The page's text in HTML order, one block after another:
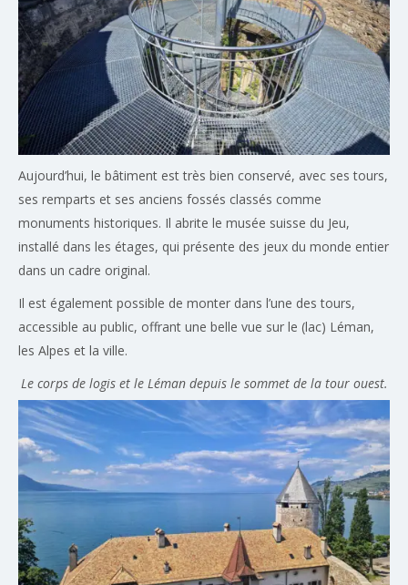
Aujourd’hui, le bâtiment est très bien conservé, avec ses tours,
ses remparts et ses anciens fossés classés comme
monuments historiques. Il abrite le musée suisse du Jeu,
installé dans les étages, qui présente des jeux du monde entier
dans un cadre original.
Il est également possible de monter dans l’une des tours,
accessible au public, offrant une belle vue sur le (lac) Léman,
les Alpes et la ville.
Le corps de logis et le Léman depuis le sommet de la tour ouest.